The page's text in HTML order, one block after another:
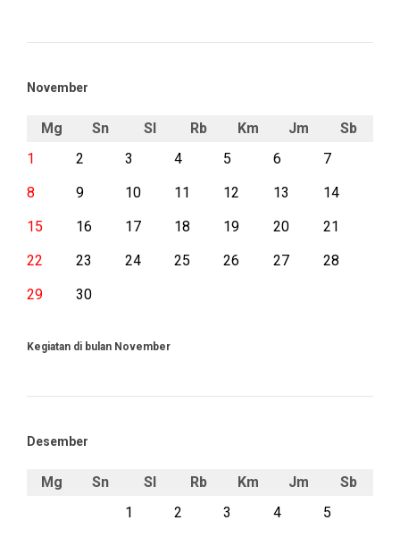
November
Mg Sn Sl Rb Km Jm
Sb
1
2 3 4 5 6
7
8
9 10 11 12 13
14
15
16 17 18 19 20
21
22
23 24 25 26 27
28
29
30
Kegiatan di bulan November
Desember
Mg Sn Sl Rb Km Jm
Sb
1
2 3 4
5